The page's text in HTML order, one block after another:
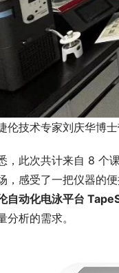
伦技术专家刘庆华博
，此次共计来自 8 个
，感受了一把仪器的
自动化电泳平台
分析的需求。